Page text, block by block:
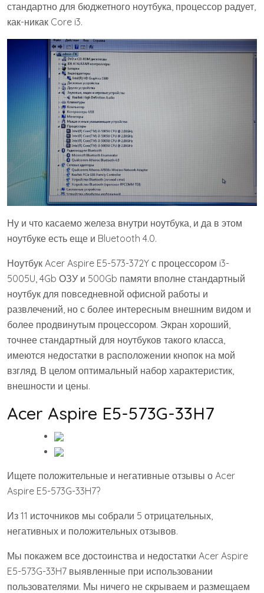
стандартно для бюджетного ноутбука, процессор радует,
как-никак Core i3.
Ну и что касаемо железа внутри ноутбука, и да в этом
ноутбуке есть еще и Bluetooth 4.0.
Ноутбук Acer Aspire E5-573-372Y с процессором i3-
5005U, 4Gb ОЗУ и 500Gb памяти вполне стандартный
ноутбук для повседневной офисной работы и
развлечений, но с более интересным внешним видом и
более продвинутым процессором. Экран хороший,
точнее стандартный для ноутбуков такого класса,
имеются недостатки в расположении кнопок на мой
взгляд. В целом оптимальный набор характеристик,
внешности и цены.
Acer Aspire E5-573G-33H7
Ищете положительные и негативные отзывы о Acer
Aspire E5-573G-33H7?
Из 11 источников мы собрали 5 отрицательных,
негативных и положительных отзывов.
Мы покажем все достоинства и недостатки Acer Aspire
E5-573G-33H7 выявленные при использовании
пользователями. Мы ничего не скрываем и размещаем